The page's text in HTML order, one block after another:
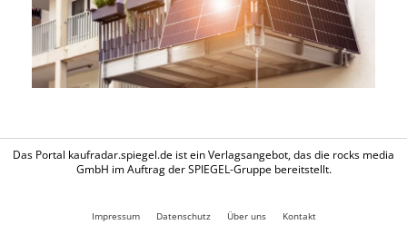
Das Portal kaufradar.spiegel.de ist ein Verlagsangebot, das die rocks media
GmbH im Auftrag der SPIEGEL-Gruppe bereitstellt.
Impressum Datenschutz Über uns Kontakt